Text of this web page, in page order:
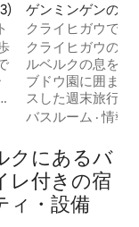
件、5つ星中4.94つ
ゲンミンゲンのマ
アパート
クライヒガウでリ
クライヒガウの郊
ルベルクの息をの
ブドウ園に囲まれ
スした週末旅行や
す。2つ目の寝室
ル、一人旅の方、
家族に最適です
年5月に私たちが購入
にある46平方メ
ですが、地域の
バスルーム ·情報
クにあるバ
レ付きの宿
ィ・設備